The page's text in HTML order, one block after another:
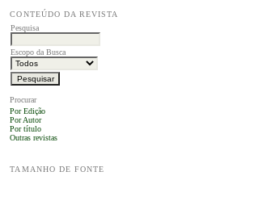
CONTEÚDO DA REVISTA
Pesquisa
Escopo da Busca
Procurar
Por Edição
Por Autor
Por título
Outras revistas
TAMANHO DE FONTE